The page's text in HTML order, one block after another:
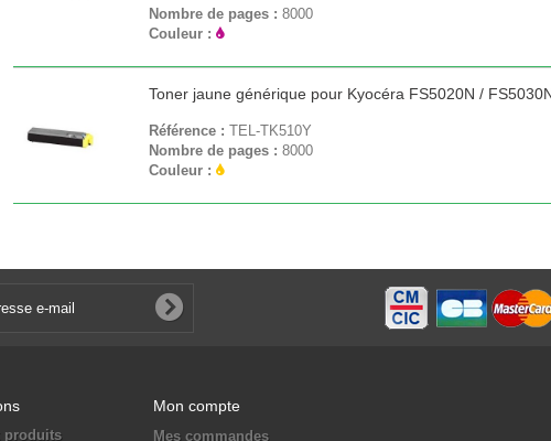
Nombre de pages :8000
Couleur :
Toner jaune générique pour Kyocéra FS5020N /
Référence :TEL-TK510Y
Nombre de pages :8000
Couleur :
produits
Mon compte
Mes commandes